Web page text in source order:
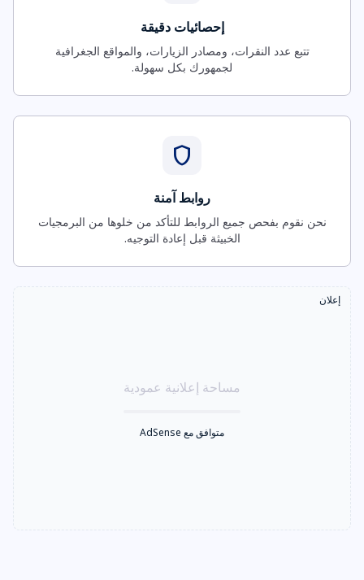
إحصائيات دقيقة
تتبع عدد النقرات، ومصادر الزيارات، والمواقع الجغرافية
لجمهورك بكل سهولة.
shield
روابط آمنة
نحن نقوم بفحص جميع الروابط للتأكد من خلوها من البرمجيات
الخبيثة قبل إعادة التوجيه.
إعلان
مساحة إعلانية عمودية
متوافق مع AdSense